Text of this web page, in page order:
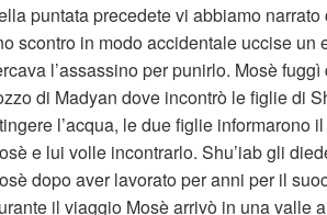
puntata precedete vi abbiamo
scontro in modo accidentale uccise un
l’assassino per punirlo. Mosè
di Madyan dove incontrò le figlie di
l’acqua, le due figlie informarono
e lui volle incontrarlo. Shu’iab gli
dopo aver lavorato per anni per il
il viaggio Mosè arrivò in una valle